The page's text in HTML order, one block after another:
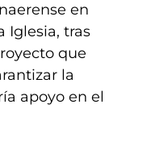
en
Iglesia, tras
que
la
apoyo en el